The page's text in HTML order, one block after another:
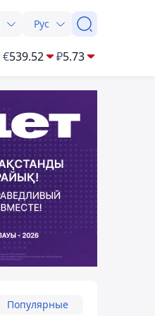
Рус
€539.52 ₽5.73
Популярные